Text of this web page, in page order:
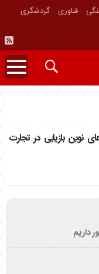
فناوری
گردشگری
نوین بازیابی در تجارت
داریم